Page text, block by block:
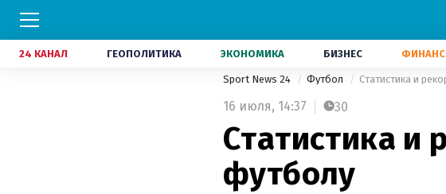
24 КАНАЛ ГЕОПОЛИТИКА ЭКОНОМИКА БИЗНЕС
Sport News 24 Футбол Статистика и
16 июля, 14:37 30
Статистика и
футболу